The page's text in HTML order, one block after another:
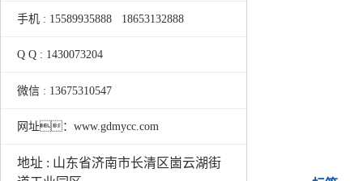
手机 : 15589935888 18653132888
Q Q : 1430073204
微信 : 13675310547
网址：www.gdmycc.com
地址 : 山东省济南市长清区崮云湖街